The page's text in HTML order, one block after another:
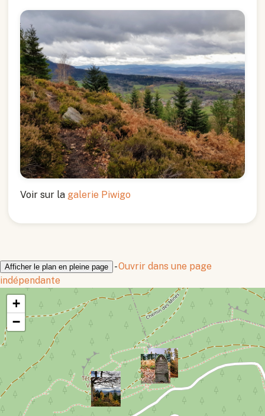
Voir sur la galerie Piwigo
Afficher le plan en pleine page -Ouvrir dans une page
indépendante